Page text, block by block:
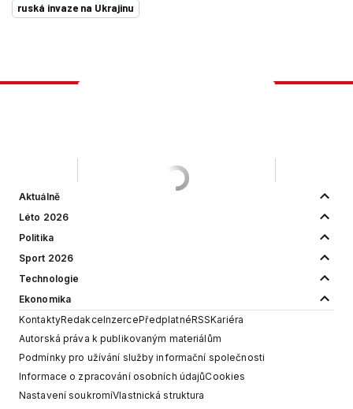
ruská invaze na Ukrajinu
Aktuálně
Léto 2026
Politika
Sport 2026
Technologie
Ekonomika
KontaktyRedakceInzercePředplatnéRSSKariéra
Autorská práva k publikovaným materiálům
Podmínky pro užívání služby informační společnosti
Informace o zpracování osobních údajůCookies
Nastavení soukromíVlastnická struktura